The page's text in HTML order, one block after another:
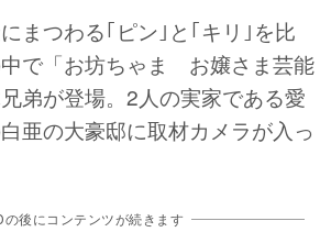
まつわる｢ピン｣と｢キリ｣を比
で「お坊ちゃま お嬢さま芸能
弟が登場。2人の実家である愛
亜の大豪邸に取材カメラが入っ
の後にコンテンツが続きます